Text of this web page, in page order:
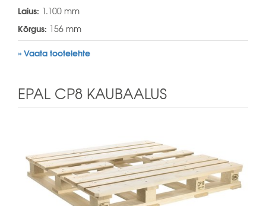
Laius: 1.100 mm
Kõrgus: 156 mm
» Vaata tootelehte
EPAL CP8 KAUBAALUS